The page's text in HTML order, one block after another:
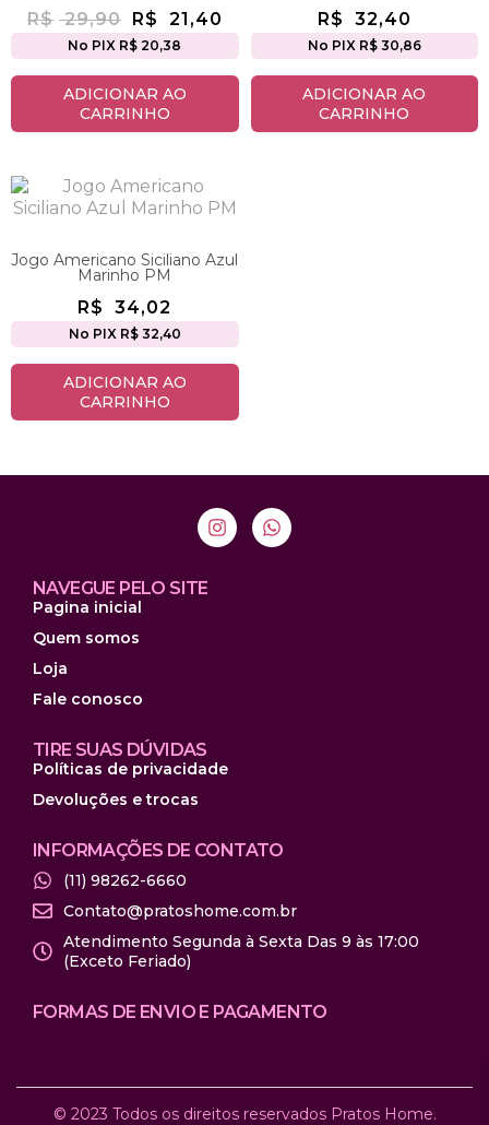
R$ 29,90 R$ 21,40
No PIX R$ 20,38
ADICIONAR AO
CARRINHO
R$ 32,40
No PIX R$ 30,86
ADICIONAR AO
CARRINHO
Jogo Americano Siciliano Azul
Marinho PM
R$ 34,02
No PIX R$ 32,40
ADICIONAR AO
CARRINHO
NAVEGUE PELO SITE
Pagina inicial
Quem somos
Loja
Fale conosco
TIRE SUAS DÚVIDAS
Políticas de privacidade
Devoluções e trocas
INFORMAÇÕES DE CONTATO
(11) 98262-6660
Contato@pratoshome.com.br
Atendimento Segunda à Sexta Das 9 às 17:00
(Exceto Feriado)
FORMAS DE ENVIO E PAGAMENTO
© 2023 Todos os direitos reservados Pratos Home.